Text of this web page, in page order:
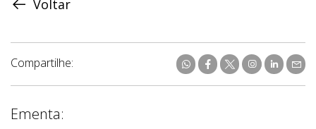
Voltar
Compartilhe:
Ementa: